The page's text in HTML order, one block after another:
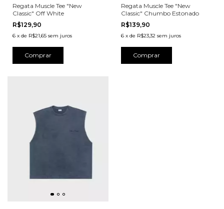
Regata Muscle Tee "New
Classic" Off White
R$129,90
6 x de R$21,65 sem juros
Comprar
Regata Muscle Tee "New
Classic" Chumbo Estonado
R$139,90
6 x de R$23,32 sem juros
Comprar